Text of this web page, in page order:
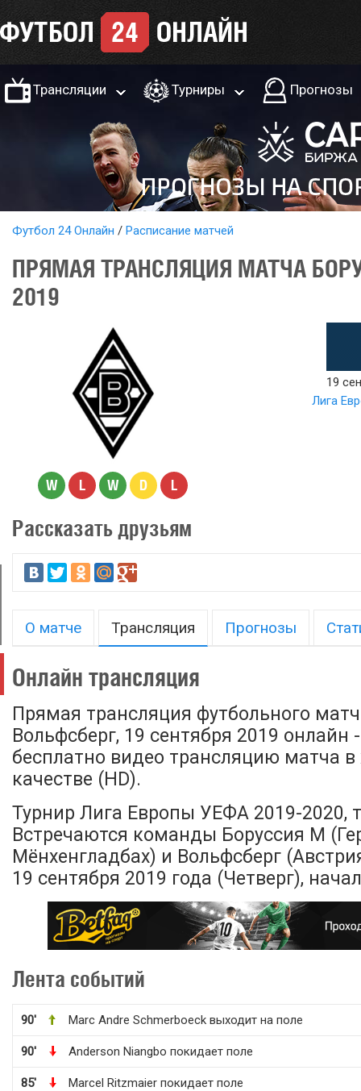
Трансляции Турниры Прогнозы
Футбол 24 Онлайн Расписание матчей
ПРЯМАЯ ТРАНСЛЯЦИЯ МАТЧА
2019
W L W D L
19
Лига
Рассказать друзьям
О матче Трансляция Прогнозы
Онлайн трансляция
Прямая трансляция футбольного
Вольфсберг, 19 сентября 2019 онлайн
бесплатно видео трансляцию матча
качестве (HD).
Турнир Лига Европы УЕФА 2019-2020,
Встречаются команды Боруссия М
Мёнхенгладбах) и Вольфсберг
19 сентября 2019 года (Четверг),
Лента событий
90' Marc Andre Schmerboeck выходит на поле
90' Anderson Niangbo покидает поле
85' Marcel Ritzmaier покидает поле